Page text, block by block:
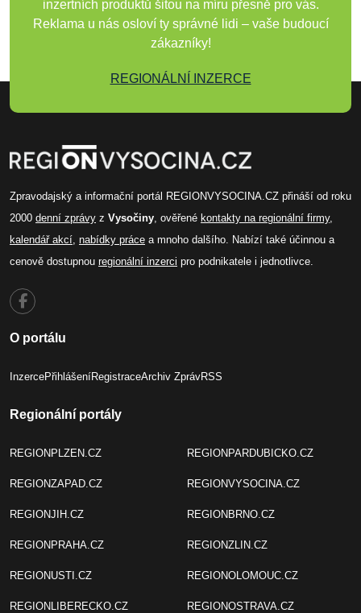
inzertních produktů šitou na míru přesně pro vás.
Reklama u nás osloví ty správné lidi – vaše budoucí
zákazníky!
REGIONÁLNÍ INZERCE
Zpravodajský a informační portál REGIONVYSOCINA.CZ přináší od roku
2000 denní zprávy z Vysočiny , ověřené kontakty na regionální firmy,
kalendář akcí nabídky práce a mnoho dalšího. Nabízí také účinnou a
cenově dostupnou regionální inzerci pro podnikatele i jednotlivce.
O portálu
InzercePřihlášeníRegistraceArchiv ZprávRSS
Regionální portály
REGIONPLZEN.CZ
REGIONZAPAD.CZ
REGIONJIH.CZ
REGIONPRAHA.CZ
REGIONUSTI.CZ
REGIONLIBERECKO.CZ
REGIONPARDUBICKO.CZ
REGIONVYSOCINA.CZ
REGIONBRNO.CZ
REGIONZLIN.CZ
REGIONOLOMOUC.CZ
REGIONOSTRAVA.CZ